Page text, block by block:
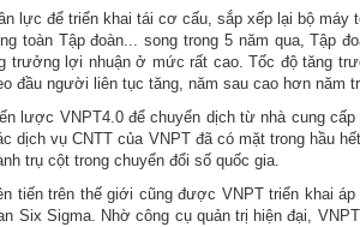
lực để triển khai tái cơ cấu, sắp xếp lại bộ
toàn Tập đoàn... song trong 5 năm qua, Tập
trưởng lợi nhuận ở mức rất cao. Tốc độ tăng
đầu người liên tục tăng, năm sau cao hơn năm
lược VNPT4.0 để chuyển dịch từ nhà cung
dịch vụ CNTT của VNPT đã có mặt trong hầu
trụ cột trong chuyển đổi số quốc gia.
tiến trên thế giới cũng được VNPT triển khai
Six Sigma. Nhờ công cụ quản trị hiện đại,